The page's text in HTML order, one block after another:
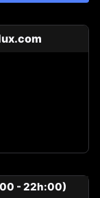
- 22h:00)